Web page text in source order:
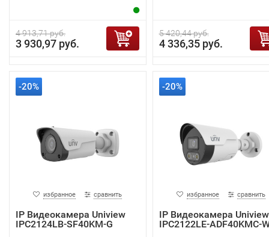
4 913,71 руб.
3 930,97 руб.
5 420,44 руб.
4 336,35 руб.
-20%
избранное сравнить
IP Видеокамера Uniview
IPC2124LB-SF40KM-G
-20%
избранное сравнить
IP Видеокамера Uniview
IPC2122LE-ADF40KMC-